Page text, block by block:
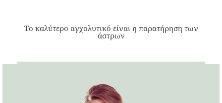
Το καλύτερο αγχολυτικό είναι η παρατήρηση των
άστρων